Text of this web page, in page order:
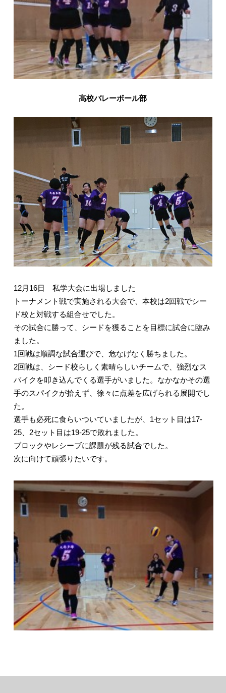
English
高校バレーボール部
12月16日 私学大会に出場しました
トーナメント戦で実施される大会で、本校は2回戦でシー
ド校と対戦する組合せでした。
その試合に勝って、シードを獲ることを目標に試合に臨み
ました。
1回戦は順調な試合運びで、危なげなく勝ちました。
2回戦は、シード校らしく素晴らしいチームで、強烈なス
パイクを叩き込んでくる選手がいました。なかなかその選
手のスパイクが拾えず、徐々に点差を広げられる展開でし
た。
選手も必死に食らいついていましたが、1セット目は17-
25、2セット目は19-25で敗れました。
ブロックやレシーブに課題が残る試合でした。
次に向けて頑張りたいです。